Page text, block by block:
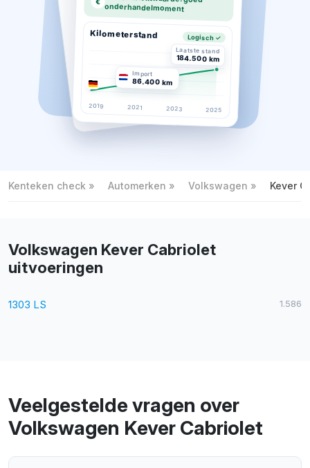
onderhandelmoment
Kilometerstand Logisch ✓
Laatste stand
184.500 km
Import
86.400 km
2019 2021 2023 2025
Kenteken check Automerken Volkswagen Kever
Volkswagen Kever Cabriolet
uitvoeringen
1303 LS 1.586
Veelgestelde vragen over
Volkswagen Kever Cabriolet